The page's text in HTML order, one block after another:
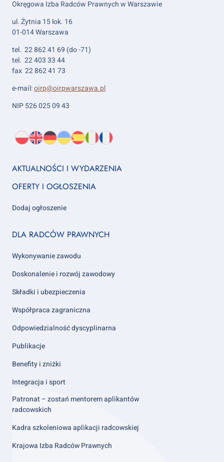
Okręgowa Izba Radców Prawnych w Warszawie
ul. Żytnia 15 lok. 16
01-014 Warszawa
tel. 22 862 41 69 (do -71)
tel. 22 403 33 44
fax 22 862 41 73
e-mail:oirp@oirpwarszawa.pl
NIP 526 025 09 43
Wybierz
język:
PL
O
EN
About
DE
About
UK
About
ES
About
IT
About
FR
About
Footer
1
AKTUALNOŚCI I WYDARZENIA
OFERTY I OGŁOSZENIA
Dodaj ogłoszenie
Footer
2
DLA RADCÓW PRAWNYCH
Wykonywanie zawodu
Doskonalenie i rozwój zawodowy
Składki i ubezpieczenia
Współpraca zagraniczna
Odpowiedzialność dyscyplinarna
Publikacje
Benefity i zniżki
Integracja i sport
Patronat – zostań mentorem aplikantów
radcowskich
Kadra szkoleniowa aplikacji radcowskiej
Krajowa Izba Radców Prawnych